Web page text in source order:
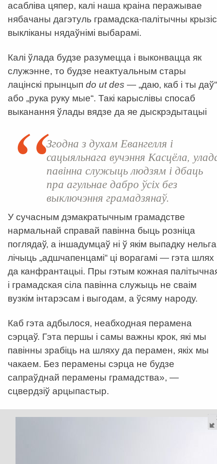
асабліва цяпер, калі наша краіна перажывае
нябачаны дагэтуль грамадска-палітычны
выкліканы нядаўнімі выбарамі.
Калі ўлада будзе разумецца і выконвацца як
служэнне, то будзе неактуальным стары
лацінскі прынцып do ut des — „даю, каб і ты
або „рука руку мые“. Такі карыслівы спосаб
выканання ўлады вядзе да яе дыскрэдытацыі
Згодна з духам Евангелля і
сацыяльнага вучэння Касцёла,
павінна служыць людзям і дбаць
пра агульнае дабро ўсіх без
выключэння грамадзянаў.
У сучасным дэмакратычным грамадстве
нармальнай справай павінна быць розніца
поглядаў, а іншадумцаў ні ў якім выпадку нельга
лічыць „адшчапенцамі“ ці ворагамі — гэта шлях
да канфрантацыі. Пры гэтым кожная
і грамадская сіла павінна служыць не сваім
вузкім інтарэсам і выгодам, а ўсяму народу.
Каб гэта адбылося, неабходная перамена
сэрцаў. Гэта першы і самы важны крок, які мы
павінны зрабіць на шляху да перамен, якіх мы
чакаем. Без перамены сэрца не будзе
сапраўднай перамены грамадства», —
сцвердзіў арцыпастыр.